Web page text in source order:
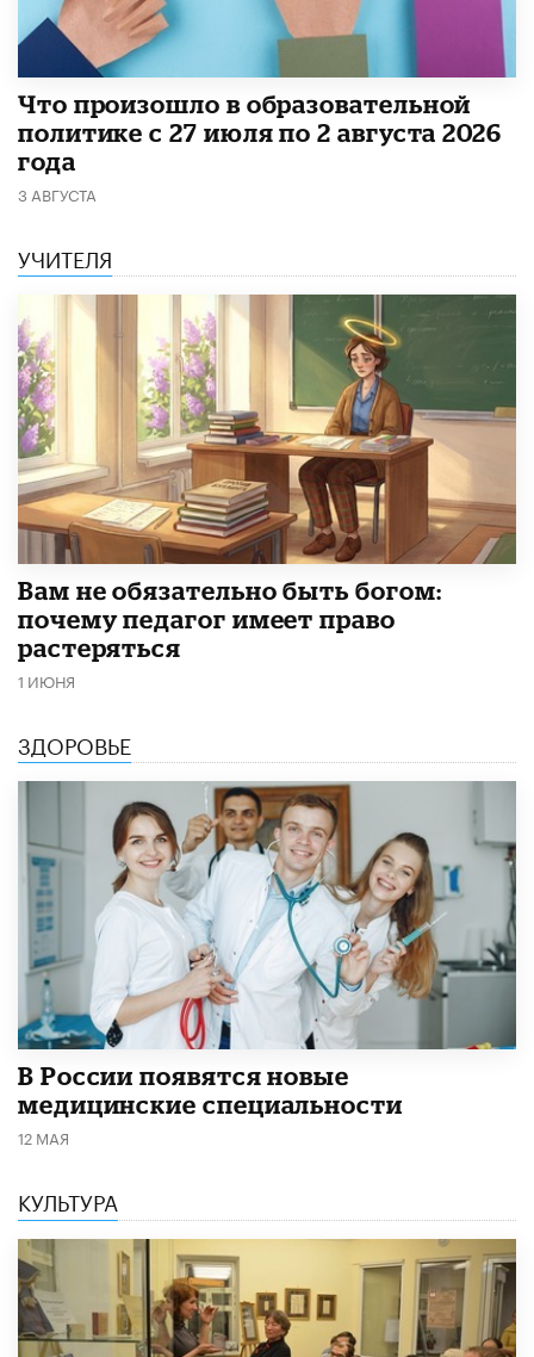
​Что произошло в образовательной
политике с 27 июля по 2 августа 2026
года
3 АВГУСТА
УЧИТЕЛЯ
​Вам не обязательно быть богом:
почему педагог имеет право
растеряться
1 ИЮНЯ
ЗДОРОВЬЕ
В России появятся новые
медицинские специальности
12 МАЯ
КУЛЬТУРА